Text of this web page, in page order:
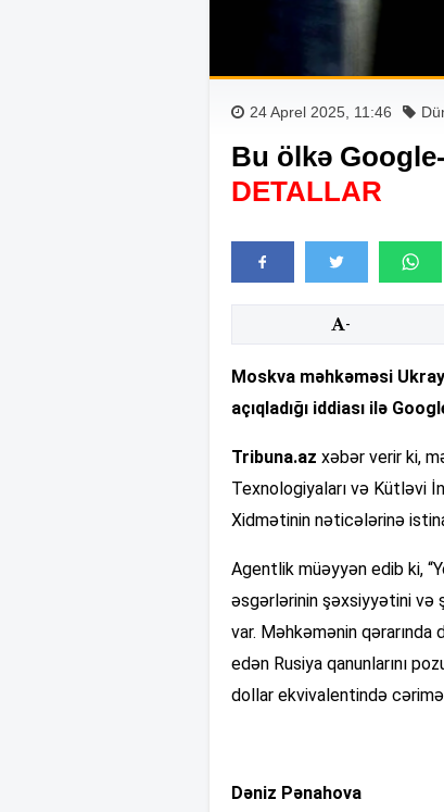
24 Aprel 2025, 11:46
Bu ölkə
DETALLAR
-
Moskva məhkəməsi
açıqladığı iddiası ilə
Tribuna.az xəbər verir ki,
Texnologiyaları və Kütləvi
Xidmətinin nəticələrinə
Agentlik müəyyən edib ki,
əsgərlərinin şəxsiyyətini və
var. Məhkəmənin qərarında
edən Rusiya qanunlarını
dollar ekvivalentində
Dəniz Pənahova